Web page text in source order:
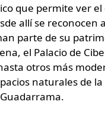
que permite ver
allí se reconocen
parte de su
el Palacio de
otros más
naturales de